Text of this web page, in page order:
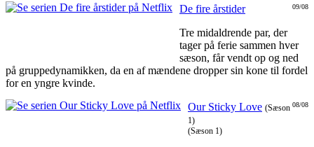
09/08
De fire årstider
Tre midaldrende par, der
tager på ferie sammen hver
sæson, får vendt op og ned
på gruppedynamikken, da en af mændene dropper sin kone til fordel
for en yngre kvinde.
08/08
Our Sticky Love (Sæson
1)
(Sæson 1)